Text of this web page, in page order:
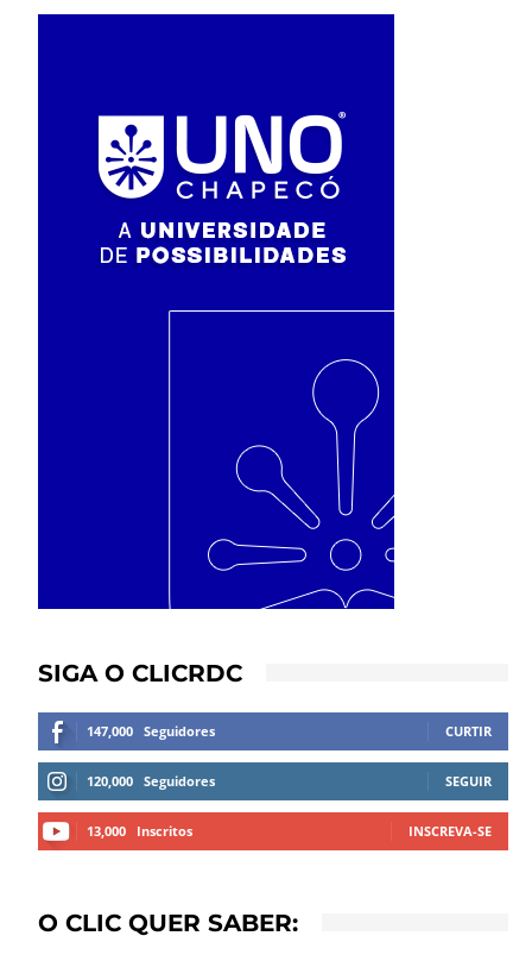
SIGA O CLICRDC
147,000 Seguidores CURTIR
120,000 Seguidores SEGUIR
13,000 Inscritos INSCREVA-SE
O CLIC QUER SABER: